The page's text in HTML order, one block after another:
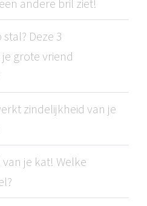
andere bril ziet!
Deze 3
grote vriend
zindelijkheid van je
je kat! Welke